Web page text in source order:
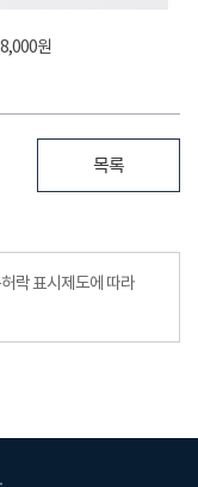
원
목록
지락 표시제도에 따라